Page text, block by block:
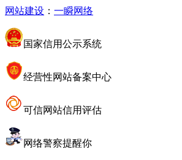
网站建设 ： 一瞬网络
国家信用公示系统
经营性网站备案中心
可信网站信用评估
网络警察提醒你